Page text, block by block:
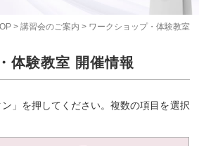
> 講習会のご案内 > ワークショップ・体験教室
体験教室 開催情報
」を押してください。複数の項目を選択